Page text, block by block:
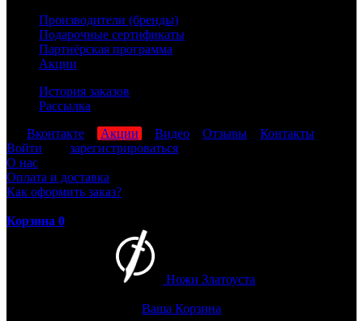
Производители (бренды)
Подарочные сертификаты
Партнёрская программа
Акции
История заказов
Рассылка
Вконтакте Акции Видео Отзывы
Контакты
Войти
зарегистрироваться
О нас
Оплата и доставка
Как оформить заказ?
Корзина 0
Ножи Златоуста
Ваша Корзина